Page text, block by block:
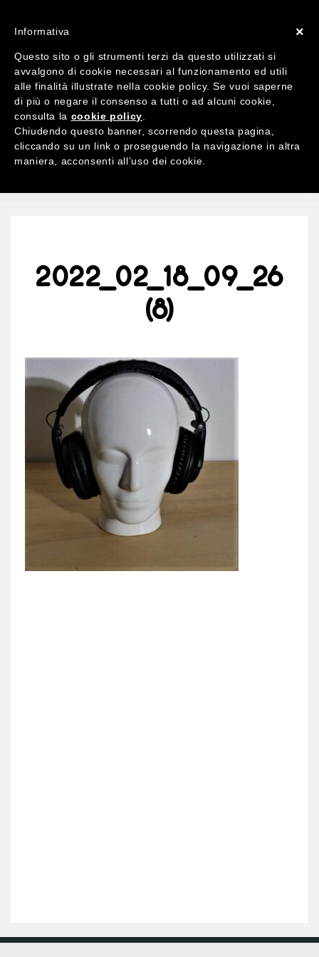
MENU
Ricerca
per:
2022_02_18_09_26
(8)
×
Informativa
Questo sito o gli strumenti terzi da questo utilizzati si
avvalgono di cookie necessari al funzionamento ed utili
alle finalità illustrate nella cookie policy. Se vuoi saperne
di più o negare il consenso a tutti o ad alcuni cookie,
consulta la cookie policy
Chiudendo questo banner, scorrendo questa pagina,
cliccando su un link o proseguendo la navigazione in altra
maniera, acconsenti all’uso dei cookie.